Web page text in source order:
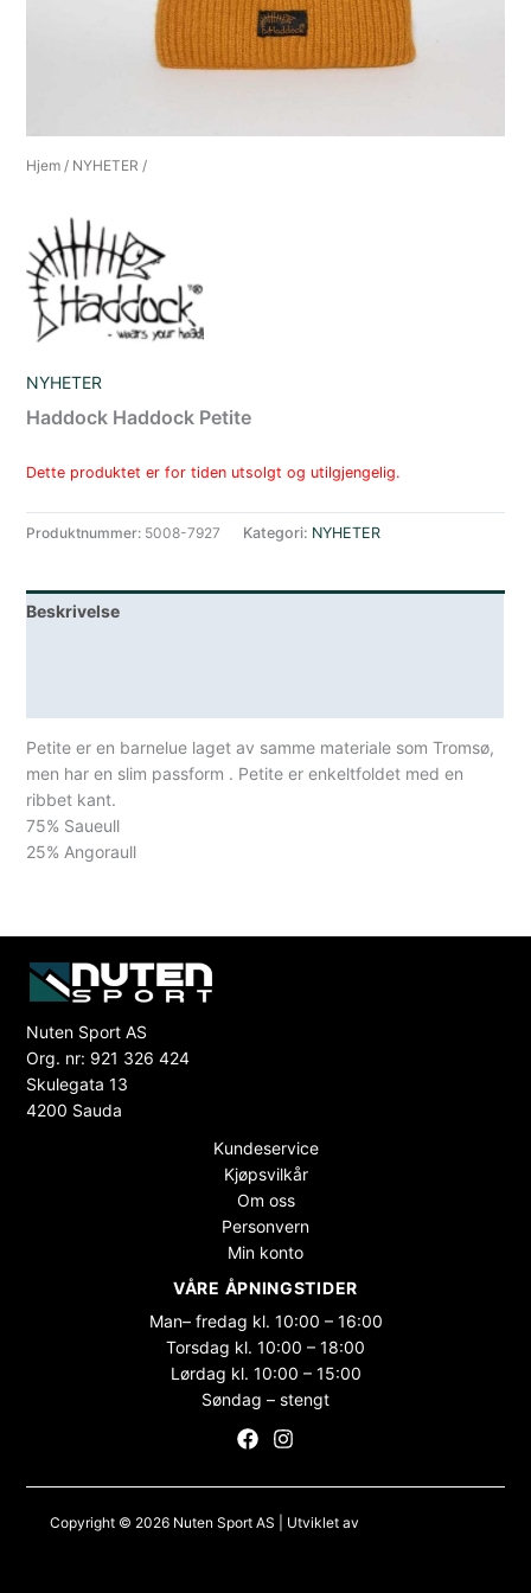
Hjem / NYHETER /
NYHETER
Haddock Haddock Petite
Dette produktet er for tiden utsolgt og utilgjengelig.
Produktnummer: 5008-7927 Kategori: NYHETER
Beskrivelse
Petite er en barnelue laget av samme materiale som Tromsø,
men har en slim passform . Petite er enkeltfoldet med en
ribbet kant.
75% Saueull
25% Angoraull
Nuten Sport AS
Org. nr: 921 326 424
Skulegata 13
4200 Sauda
Kundeservice
Kjøpsvilkår
Om oss
Personvern
Min konto
VÅRE ÅPNINGSTIDER
Man– fredag kl. 10:00 – 16:00
Torsdag kl. 10:00 – 18:00
Lørdag kl. 10:00 – 15:00
Søndag – stengt
Copyright © 2026 Nuten Sport AS | Utviklet av